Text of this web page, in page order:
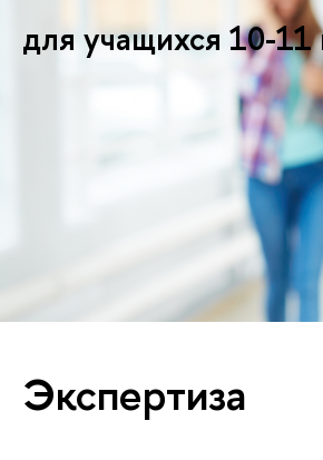
для учащихся 10-11
Экспертиза